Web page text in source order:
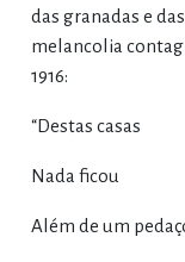
das granadas e
melancolia
1916:
“Destas casas
Nada ficou
Além de um